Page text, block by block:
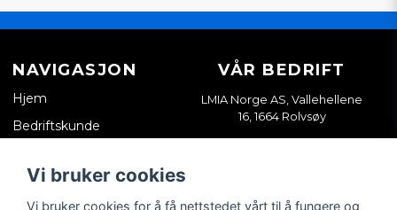
NAVIGASJON
Hjem
Bedriftskunde
Salgsvilkår
VÅR BEDRIFT
LMIA Norge AS, Vallehellene
16, 1664 Rolvsøy
Org. nr. 933898814
Vi bruker cookies
Vi bruker cookies for å få nettstedet vårt til å fungere og